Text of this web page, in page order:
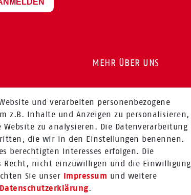
und verarbeiten personenbezogene
z.B. Inhalte und Anzeigen zu personalisieren,
zu analysieren. Die Datenverarbeitung
die wir in den Einstellungen benennen.
berechtigten Interesses erfolgen. Die
Recht, nicht einzuwilligen und die Einwilligung
Sie unser Impressum und weitere
Daten­schutz­erklärung.
MEHR ÜBER UNS
+49 (0) 241 / 95 78 26 11
Fragen zu Produkten:
+49 (0) 2224 / 1805 - 84
Zum Kontaktformular
Mehr über Rabenhorst ®